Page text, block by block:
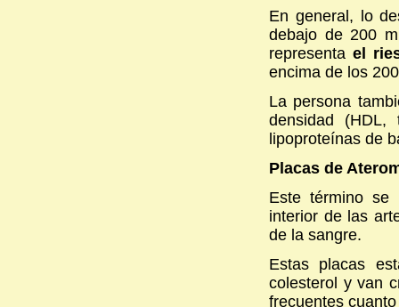
En general, lo
debajo de 200
representael
encima de los
La persona
densidad
lipoproteínas de
Placas de
Este término se
interior de las
de la sangre.
Estas placas
colesterol y van
frecuentes